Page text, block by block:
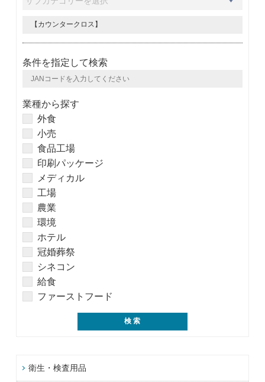
条件を指定して検索
業種から探す
外食
小売
食品工場
印刷パッケージ
メディカル
工場
農業
環境
ホテル
冠婚葬祭
シネコン
給食
ファーストフード
衛生・検査用品